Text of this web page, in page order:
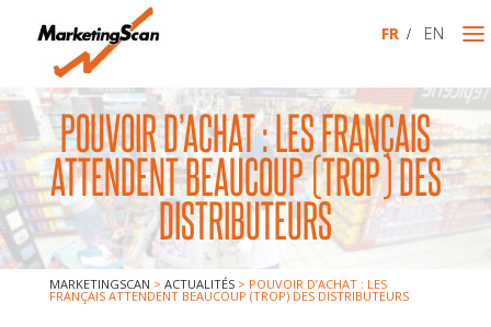
MARKETINGSCAN
À PROPOS
NOS DISPOSITIFS
NOUS REJOINDRE
CONTACT
TEST PRODUIT
FR EN
POUVOIR D’ACHAT : LES FRANÇAIS
ATTENDENT BEAUCOUP (TROP) DES
DISTRIBUTEURS
MARKETINGSCAN > ACTUALITÉS > POUVOIR D’ACHAT : LES
FRANÇAIS ATTENDENT BEAUCOUP (TROP) DES DISTRIBUTEURS